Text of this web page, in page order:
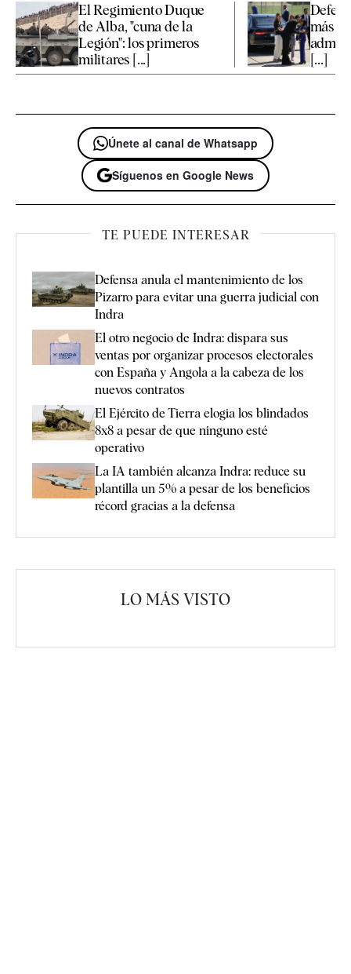
El Regimiento Duque
de Alba, "cuna de la
Legión": los primeros
militares [...]
más el
[...]
Únete al canal de Whatsapp
Síguenos en Google News
TE PUEDE INTERESAR
Defensa anula el mantenimiento de los
Pizarro para evitar una guerra judicial con
Indra
El otro negocio de Indra: dispara sus
ventas por organizar procesos electorales
con España y Angola a la cabeza de los
nuevos contratos
El Ejército de Tierra elogia los blindados
8x8 a pesar de que ninguno esté
operativo
La IA también alcanza Indra: reduce su
plantilla un 5% a pesar de los beneficios
récord gracias a la defensa
LO MÁS VISTO